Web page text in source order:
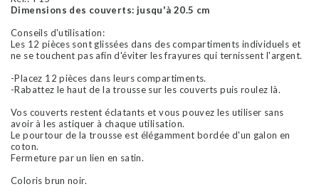
Dimensions des couverts: jusqu'à 20.5 cm
Conseils d'utilisation:
Les 12 pièces sont glissées dans des compartiments individuels et
ne se touchent pas afin d'éviter les frayures qui ternissent l'argent.
-Placez 12 pièces dans leurs compartiments.
-Rabattez le haut de la trousse sur les couverts puis roulez là.
Vos couverts restent éclatants et vous pouvez les utiliser sans
avoir à les astiquer à chaque utilisation.
Le pourtour de la trousse est élégamment bordée d'un galon en
coton.
Fermeture par un lien en satin.
Coloris brun noir.